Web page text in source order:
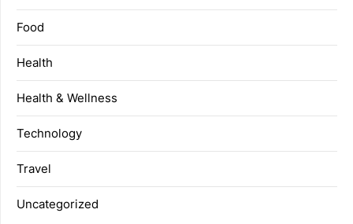
Food
Health
Health & Wellness
Technology
Travel
Uncategorized